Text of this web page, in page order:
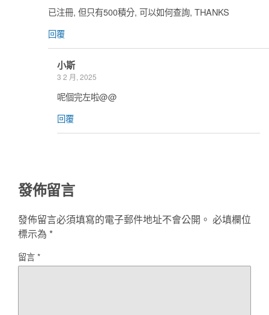
已注冊, 但只有500積分, 可以如何查詢, THANKS
回覆
小斯
3 2 月, 2025
呢個完左啦@@
回覆
發佈留言
發佈留言必須填寫的電子郵件地址不會公開。 必填欄位
標示為 *
留言*